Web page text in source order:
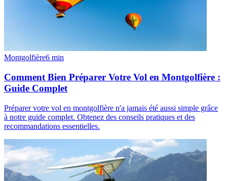
Montgolfière6 min
Comment Bien Préparer Votre Vol en Montgolfière :
Guide Complet
Préparer votre vol en montgolfière n'a jamais été aussi simple grâce
à notre guide complet. Obtenez des conseils pratiques et des
recommandations essentielles.